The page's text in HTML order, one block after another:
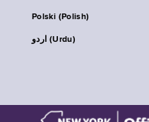
Polski (Polish)
اردو (Urdu)